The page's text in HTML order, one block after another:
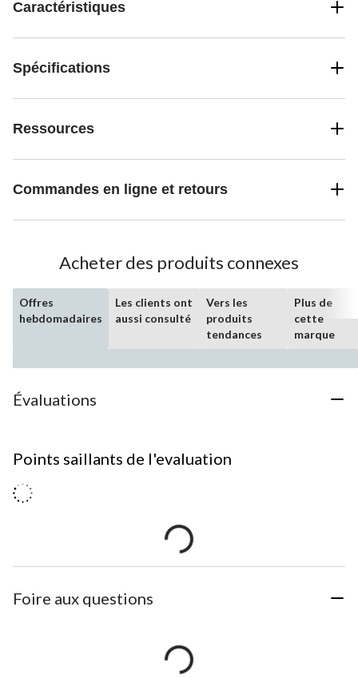
Caractéristiques
Spécifications
Ressources
Commandes en ligne et retours
Acheter des produits connexes
Offres
hebdomadaires
Les clients ont
aussi consulté
Vers les
produits
tendances
Plus de
cette
marque
Évaluations
Points saillants de l'evaluation
Foire aux questions